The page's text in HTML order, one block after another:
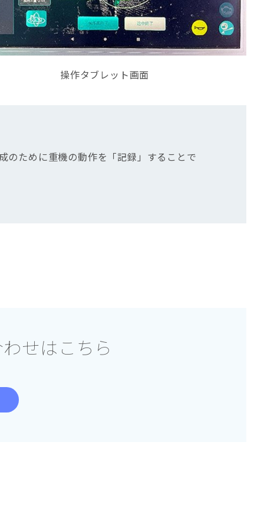
操作タブレット画面
のために重機の動作を「記録」することで
せはこちら